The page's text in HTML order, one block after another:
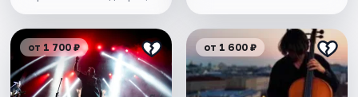
от 1 700 ₽ от 1 600 ₽